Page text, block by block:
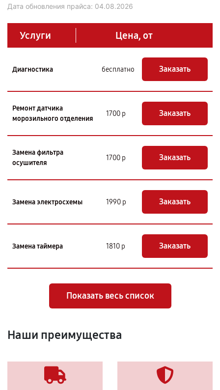
Дата обновления прайса: 04.08.2026
Услуги Цена, от
Диагностика бесплатно Заказать
Ремонт датчика
морозильного отделения
1700 р Заказать
Замена фильтра
осушителя
1700 р Заказать
Замена электросхемы 1990 р Заказать
Замена таймера 1810 р Заказать
Показать весь список
Наши преимущества